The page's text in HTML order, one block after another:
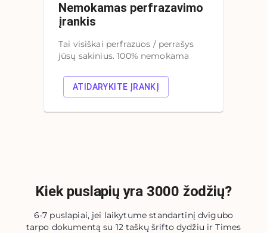
Nemokamas perfrazavimo
įrankis
Tai visiškai perfrazuos / perrašys
jūsų sakinius. 100% nemokama
ATIDARYKITE ĮRANKĮ
Kiek puslapių yra 3000 žodžių?
6-7 puslapiai, jei laikytume standartinį dvigubo
tarpo dokumentą su 12 taškų šrifto dydžiu ir Times